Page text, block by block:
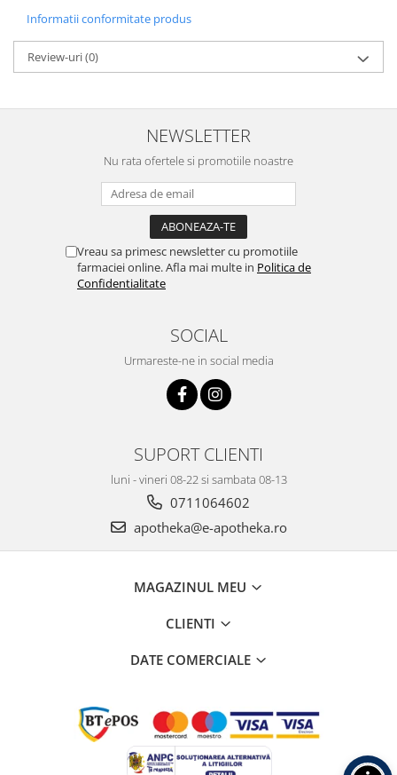
Informatii conformitate produs
Review-uri(0)
NEWSLETTER
Nu rata ofertele si promotiile noastre
Vreau sa primesc newsletter cu promotiile
farmaciei online. Afla mai multe in Politica de
Confidentialitate
SOCIAL
Urmareste-ne in social media
SUPORT CLIENTI
luni - vineri 08-22 si sambata 08-13
0711064602
apotheka@e-apotheka.ro
MAGAZINUL MEU
CLIENTI
DATE COMERCIALE